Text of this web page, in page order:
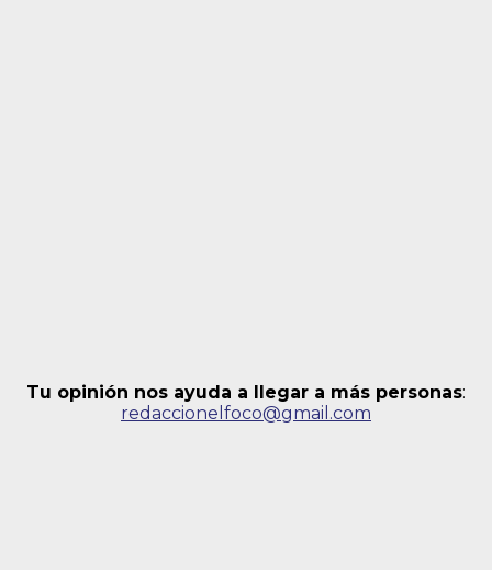
Tu opinión nos ayuda a llegar a más personas:
redaccionelfoco@gmail.com